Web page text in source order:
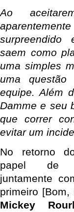
Ao
saem como
uma simples
uma
equipe. Além
Damme e seu
que correr
evitar um
No retorno
papel
juntamente
primeiro
Mickey